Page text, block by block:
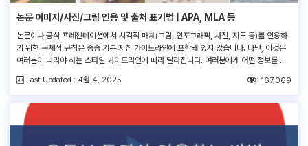
논문 이미지/사진/그림 인용 및 출처 표기법 | APA, MLA 등
논문이나 공식 프레젠테이션에서 시각적 매체(그림, 인포그래픽, 사진, 지도 등)를 인용하
기 위한 구체적 규칙은 종종 기본 지침 가이드라인에 포함돼 있지 않습니다. 다만, 이것은
여러분이 따라야 하는 스타일 가이드라인에 따라 달라집니다. 여러분에게 어떤 정보를 인
쿠버 스타일의 예시를 참조하세요. 여러분은 다른 곳에서 가져오는 모든 […]
Last Updated : 4월 4, 2025 167,069